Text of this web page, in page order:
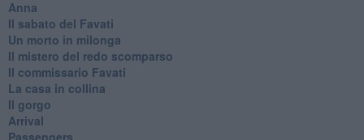
Anna
Il sabato del Favati
Un morto in milonga
Il mistero del redo scomparso
Il commissario Favati
La casa in collina
Il gorgo
Arrival
Passengers